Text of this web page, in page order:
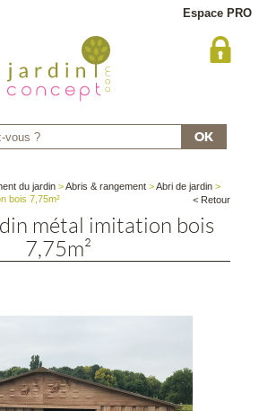
Espace PRO
du jardin >Abris & rangement >Abri de jardin >
bois 7,75m²
< Retour
métal imitation bois
7,75m²